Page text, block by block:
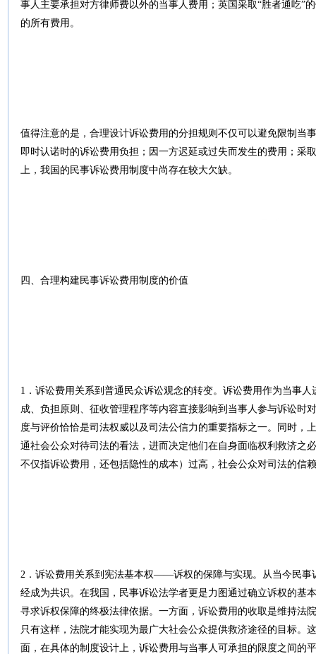
事人主要承担对方律师费以外的当事人费用；英国采取“胜者通吃”
的所有费用。
值得注意的是，合理设计诉讼费用的分担规则不仅可以避免限制当
即时认诺时的诉讼费用负担；因一方迟延或过失而发生的费用；采
上，我国的民事诉讼费用制度中尚存在较大欠缺。
四、合理构建民事诉讼费用制度的价值
1．诉讼费用关系到普通民众诉讼观念的转变。诉讼费用作为当事
成、负担原则、征收管理程序等内容直接影响到当事人参与诉讼时
度与评价恰恰是司法权威以及司法公信力的重要指标之一。同时，
通社会公众对待司法的看法，进而决定他们在自身面临权利救济之
不仅指诉讼费用，还包括隐性的成本）过高，社会公众对司法的信
2．诉讼费用关系到宪法基本权――诉权的保障与实现。从当今民事
经成为共识。在我国，民事诉讼法学者更是力图通过确立诉权的
寻求诉权保障的终极法律依据。一方面，诉讼费用的收取是维持法
只有这样，法院才能实现为最广大社会公众提供救济途径的目标。
面，在具体的制度设计上，诉讼费用与当事人可承担的限度之间的